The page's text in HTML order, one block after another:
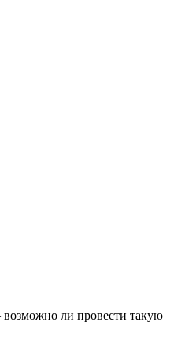
возможно ли провести такую